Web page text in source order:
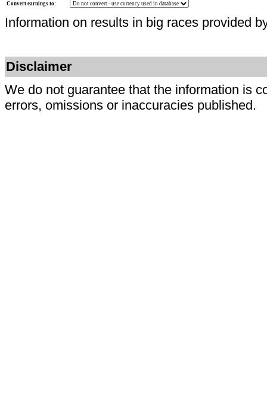
Convert earnings to:
Information on results in big races provided
Disclaimer
We do not guarantee that the information is
errors, omissions or inaccuracies published.